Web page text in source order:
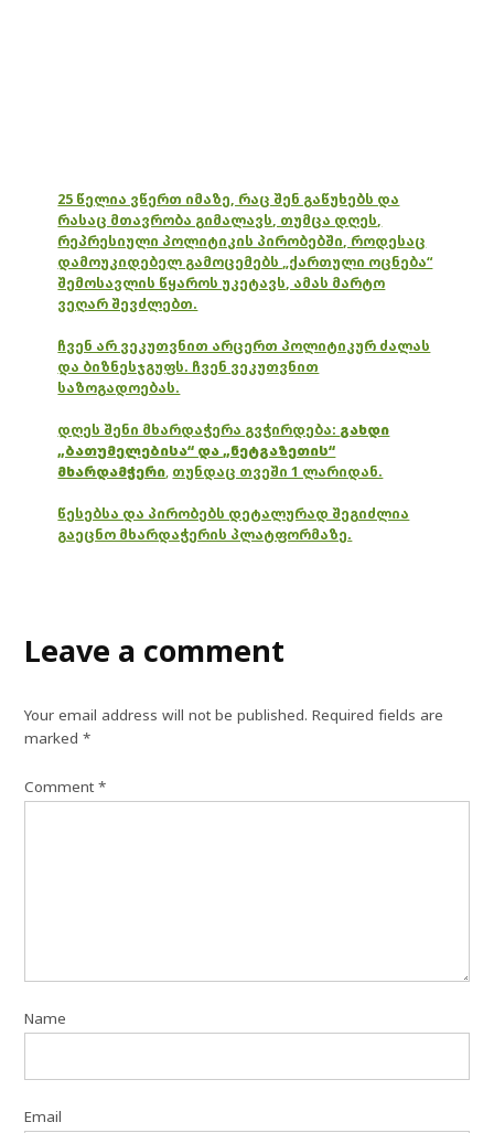
25 წელია ვწერთ იმაზე, რაც შენ გაწუხებს და
რასაც მთავრობა გიმალავს, თუმცა დღეს,
რეპრესიული პოლიტიკის პირობებში, როდესაც
დამოუკიდებელ გამოცემებს „ქართული ოცნება“
შემოსავლის წყაროს უკეტავს, ამას მარტო
ვეღარ შევძლებთ.
ჩვენ არ ვეკუთვნით არცერთ პოლიტიკურ ძალას
და ბიზნესჯგუფს. ჩვენ ვეკუთვნით
საზოგადოებას.
დღეს შენი მხარდაჭერა გვჭირდება: გახდი
„ბათუმელებისა“ და „ნეტგაზეთის“
მხარდამჭერი, თუნდაც თვეში 1 ლარიდან.
წესებსა და პირობებს დეტალურად შეგიძლია
გაეცნო მხარდაჭერის პლატფორმაზე.
Leave a comment
Your email address will not be published. Required fields are
marked*
Comment*
Name
Email